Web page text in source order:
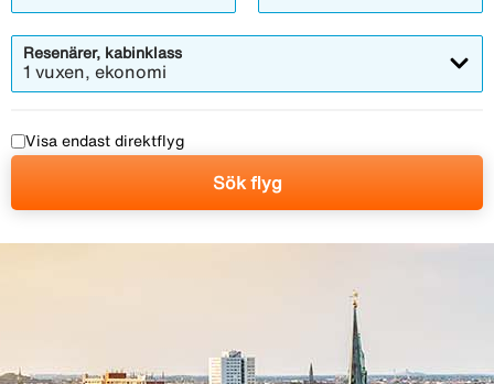
Resenärer, kabinklass
1 vuxen, ekonomi
Visa endast direktflyg
Sök flyg